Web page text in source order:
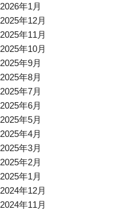
2026年1月
2025年12月
2025年11月
2025年10月
2025年9月
2025年8月
2025年7月
2025年6月
2025年5月
2025年4月
2025年3月
2025年2月
2025年1月
2024年12月
2024年11月